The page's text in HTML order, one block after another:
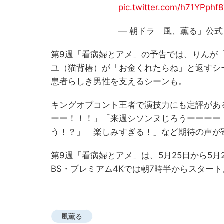
pic.twitter.com/
— 朝ドラ「風、薫る」公
第9週「看病婦とアメ」の予告では、りんが
ユ（猫背椿）が「お金くれたらね」と返す
患者らしき男性を支えるシーンも。
キングオブコント王者で演技力にも定評が
ーー！！！」「来週シソンヌじろうーーー
う！？」「楽しみすぎる！」など期待の声
第9週「看病婦とアメ」は、5月25日から5
BS・プレミアム4Kでは朝7時半からスター
風薫る